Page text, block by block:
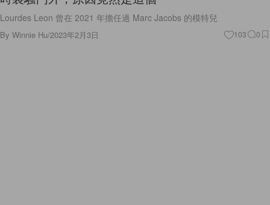
Lourdes Leon 曾在 2021 年擔任過 Marc Jacobs 的模特兒
By Winnie Hu/2023年2月3日 103 0